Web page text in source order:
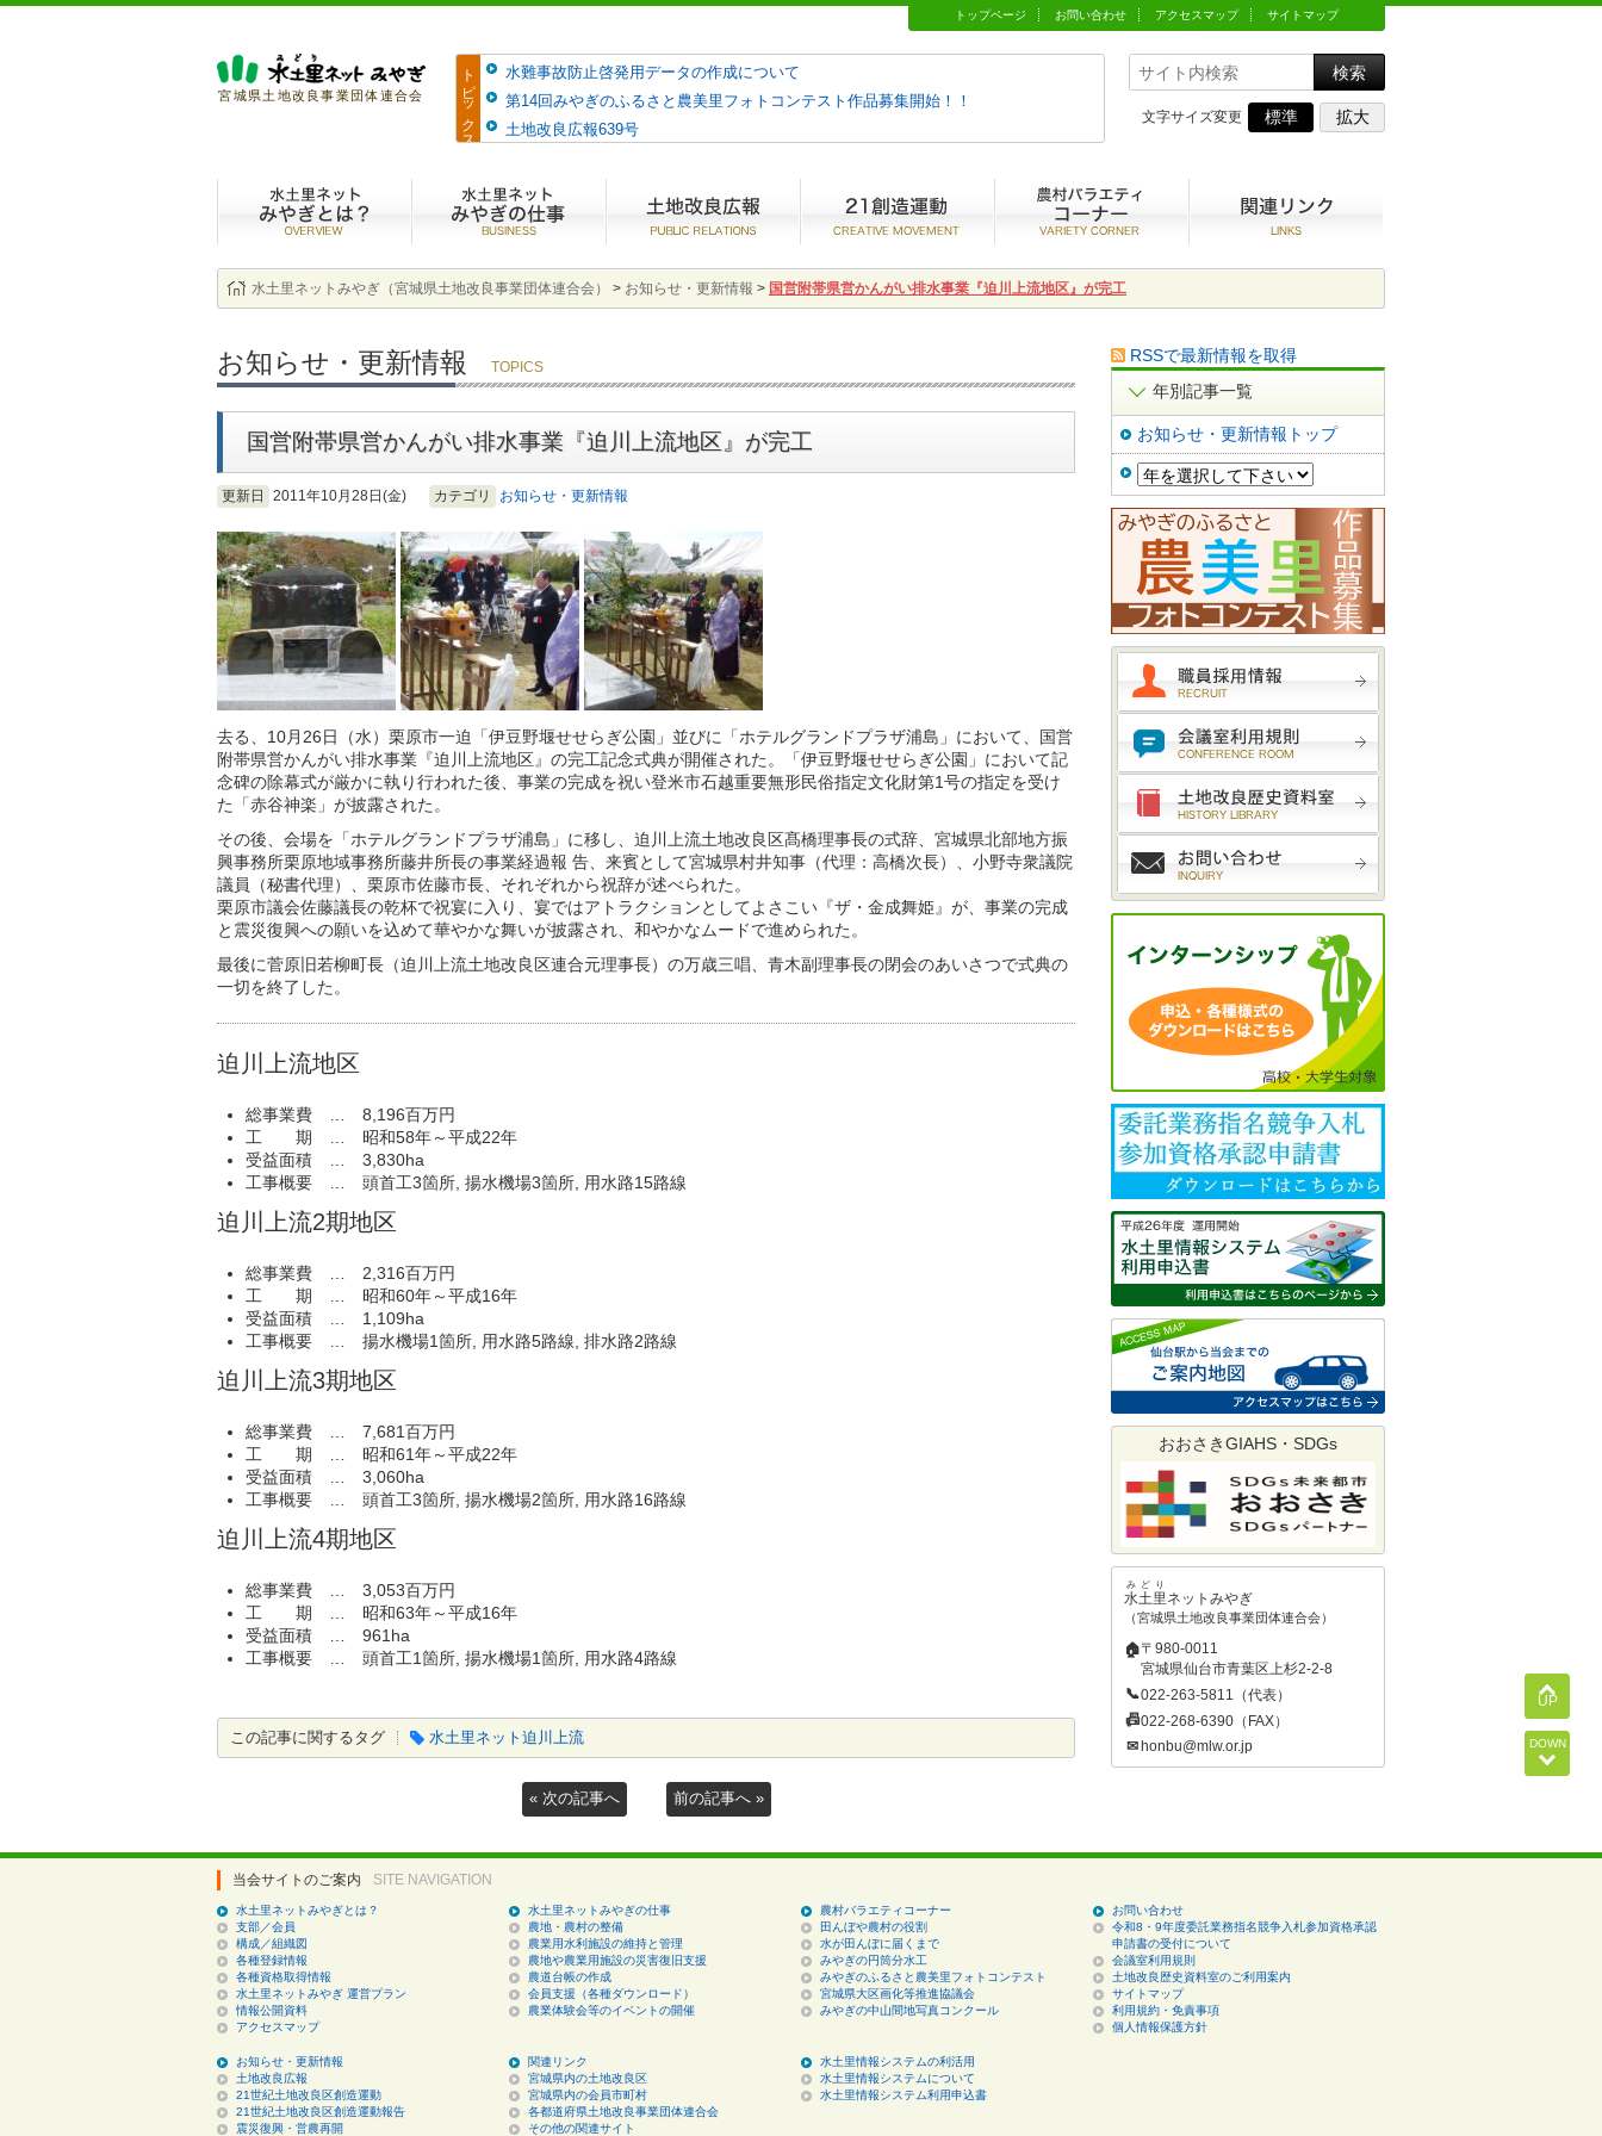
宮城県土地改良事業団体連合会 トピックス
水難事故防止啓発用データの作成について
第14回みやぎのふるさと農美里フォトコンテスト作品募集開始！！
土地改良広報639号
文字サイズ変更 標準 拡大
トップページ お問い合わせ アクセスマップ サイトマップ
水土里ネットみやぎとは？ 21創造運動
水土里ネットみやぎ（宮城県土地改良事業団体連合会） > お知らせ・更新情報 > 国営附帯県営かんがい排水事業『迫川上流地区』が完工
お知らせ・更新情報 TOPICS
国営附帯県営かんがい排水事業『迫川上流地区』が完工
更新日 2011年10月28日(金) カテゴリ お知らせ・更新情報
去る、10月26日（水）栗原市一迫「伊豆野堰せせらぎ公園」並びに「ホテルグランドプラザ浦島」において、国営
附帯県営かんがい排水事業『迫川上流地区』の完工記念式典が開催された。「伊豆野堰せせらぎ公園」において記
念碑の除幕式が厳かに執り行われた後、事業の完成を祝い登米市石越重要無形民俗指定文化財第1号の指定を受け
た「赤谷神楽」が披露された。
その後、会場を「ホテルグランドプラザ浦島」に移し、迫川上流土地改良区髙橋理事長の式辞、宮城県北部地方振
興事務所栗原地域事務所藤井所長の事業経過報 告、来賓として宮城県村井知事（代理：高橋次長）、小野寺衆議院
議員（秘書代理）、栗原市佐藤市長、それぞれから祝辞が述べられた。
栗原市議会佐藤議長の乾杯で祝宴に入り、宴ではアトラクションとしてよさこい『ザ・金成舞姫』が、事業の完成
と震災復興への願いを込めて華やかな舞いが披露され、和やかなムードで進められた。
最後に菅原旧若柳町長（迫川上流土地改良区連合元理事長）の万歳三唱、青木副理事長の閉会のあいさつで式典の
一切を終了した。
迫川上流地区
総事業費 … 8,196百万円
工 期 … 昭和58年～平成22年
受益面積 … 3,830ha
工事概要 … 頭首工3箇所, 揚水機場3箇所, 用水路15路線
迫川上流2期地区
総事業費 … 2,316百万円
工 期 … 昭和60年～平成16年
受益面積 … 1,109ha
工事概要 … 揚水機場1箇所, 用水路5路線, 排水路2路線
迫川上流3期地区
総事業費 … 7,681百万円
工 期 … 昭和61年～平成22年
受益面積 … 3,060ha
工事概要 … 頭首工3箇所, 揚水機場2箇所, 用水路16路線
迫川上流4期地区
総事業費 … 3,053百万円
工 期 … 昭和63年～平成16年
受益面積 … 961ha
工事概要 … 頭首工1箇所, 揚水機場1箇所, 用水路4路線
この記事に関するタグ 水土里ネット迫川上流
« 次の記事へ 前の記事へ »
RSSで最新情報を取得
年別記事一覧
お知らせ・更新情報トップ
おおさきGIAHS・SDGs
水土里
みどり
ネットみやぎ
宮城県土地改良事業団体連合会
🏠〒980-0011
宮城県仙台市青葉区上杉2-2-8
📞022-263-5811（代表）
📠022-268-6390（FAX）
✉ honbu@mlw.or.jp
当会サイトのご案内 SITE NAVIGATION
水土里ネットみやぎとは？
支部／会員
構成／組織図
各種登録情報
各種資格取得情報
水土里ネットみやぎ 運営プラン
情報公開資料
アクセスマップ
水土里ネットみやぎの仕事
農地・農村の整備
農業用水利施設の維持と管理
農地や農業用施設の災害復旧支援
農道台帳の作成
会員支援（各種ダウンロード）
農業体験会等のイベントの開催
農村バラエティコーナー
田んぼや農村の役割
水が田んぼに届くまで
みやぎの円筒分水工
みやぎのふるさと農美里フォトコンテスト
宮城県大区画化等推進協議会
みやぎの中山間地写真コンクール
お問い合わせ
令和8・9年度委託業務指名競争入札参加資格承認
申請書の受付について
会議室利用規則
土地改良歴史資料室のご利用案内
サイトマップ
利用規約・免責事項
個人情報保護方針
お知らせ・更新情報
土地改良広報
21世紀土地改良区創造運動
21世紀土地改良区創造運動報告
震災復興・営農再開
関連リンク
宮城県内の土地改良区
宮城県内の会員市町村
各都道府県土地改良事業団体連合会
その他の関連サイト
水土里情報システムの利活用
水土里情報システムについて
水土里情報システム利用申込書
UP
DOWN